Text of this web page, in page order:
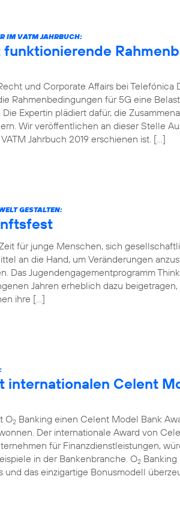
IM VATM JAHRBUCH:
und Corporate Affairs bei Telefónica
Rahmenbedingungen für 5G eine
Expertin plädiert dafür, die
Wir veröffentlichen an dieser Stelle
Jahrbuch 2019 erschienen ist. […]
GESTALTEN:
für junge Menschen, sich
an die Hand, um Veränderungen
Das Jugendengagementprogramm
Jahren erheblich dazu beigetragen,
ihre […]
internationalen Celent
O2 Banking einen Celent Model Bank
Der internationale Award von
für Finanzdienstleistungen,
in der Bankenbranche. O2
das einzigartige Bonusmodell